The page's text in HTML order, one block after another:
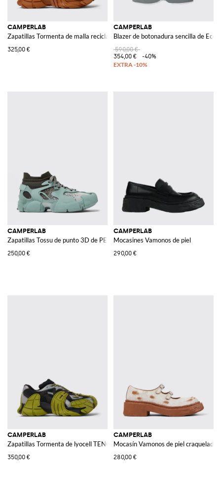
CAMPERLAB
Zapatillas Tormenta de malla reciclada
325,00 €
CAMPERLAB
Blazer de botonadura sencilla de
590,00 €
354,00 €
-40%
CAMPERLAB
Zapatillas Tossu de punto 3D de PET reciclado
250,00 €
CAMPERLAB
Mocasines Vamonos de piel
290,00 €
CAMPERLAB
Zapatillas Tormenta de lyocell TENCEL™
350,00 €
CAMPERLAB
Mocasín Vamonos de piel craquelada
280,00 €